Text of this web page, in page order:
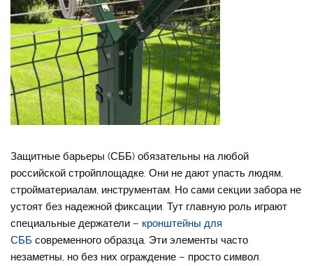
Защитные барьеры (СББ) обязательны на любой
российской стройплощадке. Они не дают упасть людям,
стройматериалам, инструментам. Но сами секции забора не
устоят без надежной фиксации. Тут главную роль играют
специальные держатели – кронштейны для
СББ современного образца. Эти элементы часто
незаметны, но без них ограждение – просто символ.